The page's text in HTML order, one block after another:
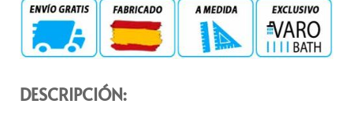
DESCRIPCIÓN: